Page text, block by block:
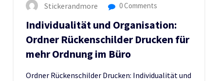
Stickerandmore 0 Comments
Individualität und Organisation:
Ordner Rückenschilder Drucken für
mehr Ordnung im Büro
Ordner Rückenschilder Drucken: Individualität und